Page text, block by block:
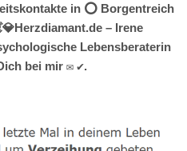
in ⭕ Borgentreich
– Irene
Lebensberaterin
bei mir ✉ ✔.